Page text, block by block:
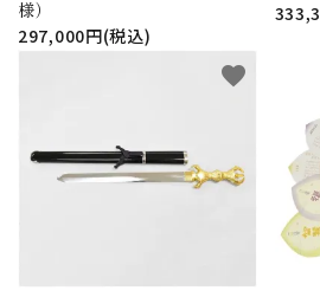
様）
297,000円(税込)
favorite